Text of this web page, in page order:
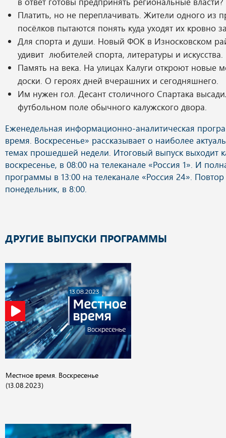
Платить, но не переплачивать. Жители одного из
посёлков пытаются понять куда уходят их кровно
Для спорта и души. Новый ФОК в Износковском
удивит любителей спорта, литературы и искусства.
Память на века. На улицах Калуги откроют новые
доски. О героях дней вчерашних и сегодняшнего.
Им нужен гол. Десант столичного Спартака
футбольном поле обычного калужского двора.
ДРУГИЕ ВЫПУСКИ ПРОГРАММЫ
Местное время. Воскресенье
(13.08.2023)